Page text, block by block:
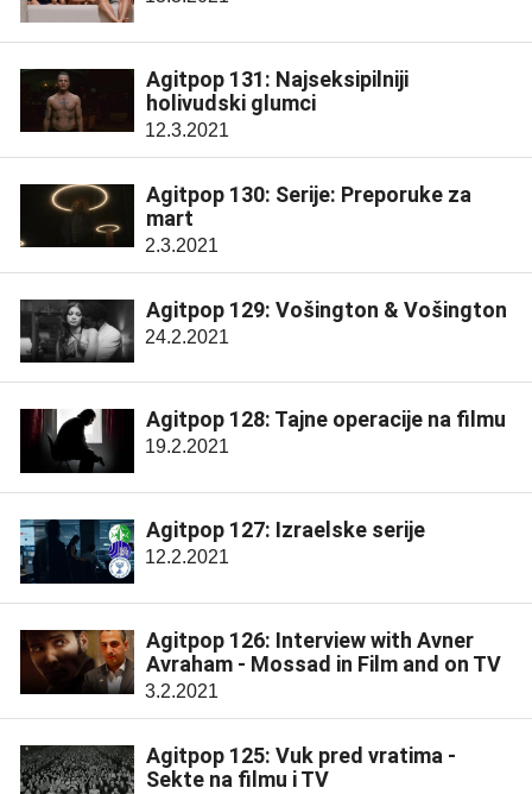
Agitpop 131: Najseksipilniji
holivudski glumci
12.3.2021
Agitpop 130: Serije: Preporuke za
mart
2.3.2021
Agitpop 129: Vošington & Vošington
24.2.2021
Agitpop 128: Tajne operacije na filmu
19.2.2021
Agitpop 127: Izraelske serije
12.2.2021
Agitpop 126: Interview with Avner
Avraham - Mossad in Film and on TV
3.2.2021
Agitpop 125: Vuk pred vratima -
Sekte na filmu i TV